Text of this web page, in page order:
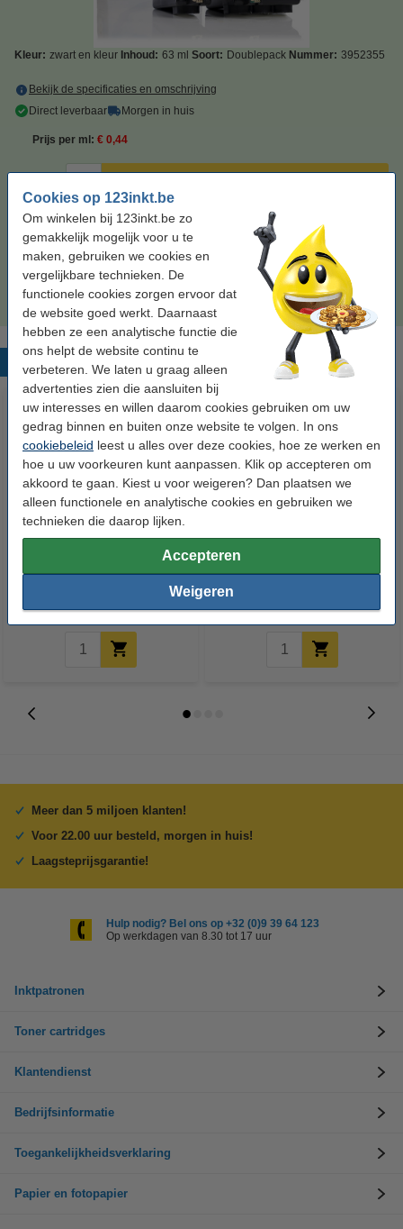
Cookies op 123inkt.be
Om winkelen bij 123inkt.be zo
gemakkelijk mogelijk voor u te
maken, gebruiken we cookies en
vergelijkbare technieken. De
functionele cookies zorgen ervoor dat
de website goed werkt. Daarnaast
hebben ze een analytische functie die
ons helpt de website continu te
verbeteren. We laten u graag alleen
advertenties zien die aansluiten bij
uw interesses en willen daarom cookies gebruiken om uw
gedrag binnen en buiten onze website te volgen. In ons
cookiebeleid leest u alles over deze cookies, hoe ze werken en
hoe u uw voorkeuren kunt aanpassen. Klik op accepteren om
akkoord te gaan. Kiest u voor weigeren? Dan plaatsen we
alleen functionele en analytische cookies en gebruiken we
technieken die daarop lijken.
Accepteren
Weigeren
Kleur: zwart en kleur Inhoud: 63 ml Soort: Doublepack Nummer: 3952355
Bekijk de specificaties en omschrijving
Direct leverbaar
Morgen in huis
Prijs per ml € 0,44
Zwart meebestellen
Kodak 30XL inktcartridge zwart hoge capaciteit
(123inkt huismerk)
Populaire producten
huismerk)
(123inkt huismerk)
Meer dan 5 miljoen klanten!
Voor 22.00 uur besteld, morgen in huis!
Laagsteprijsgarantie!
Hulp nodig? Bel ons op +32 (0)9 39 64 123
Op werkdagen van 8.30 tot 17 uur
Inktpatronen
Toner cartridges
Klantendienst
Bedrijfsinformatie
Toegankelijkheidsverklaring
Papier en fotopapier